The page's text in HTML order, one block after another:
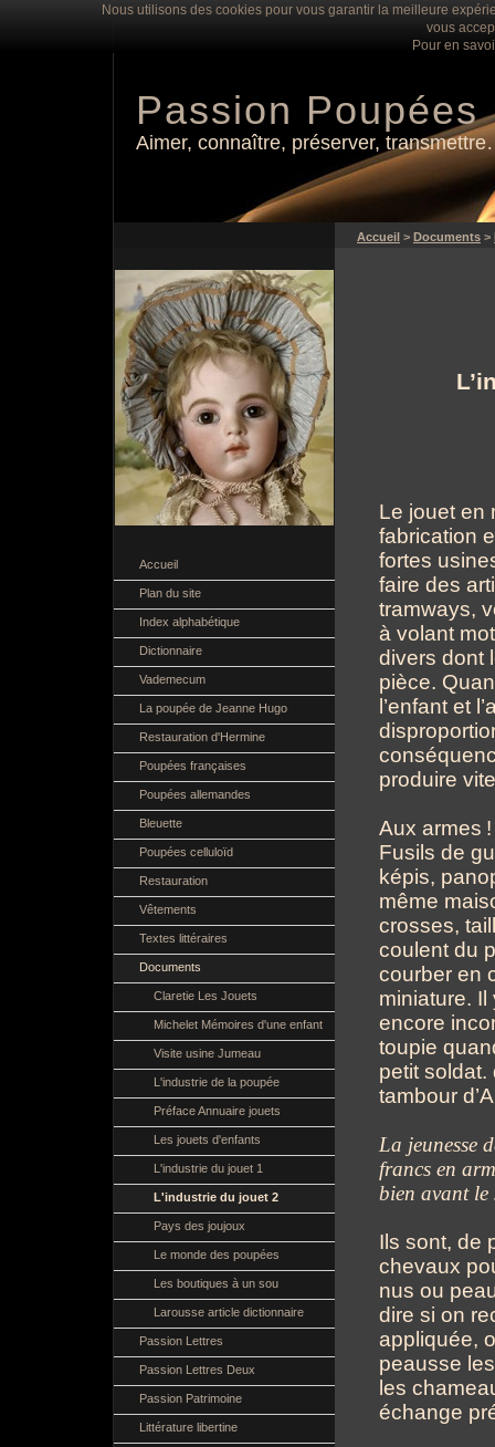
Nous utilisons des cookies pour vous garantir la meilleure
vous
Pour en
Passion Poupées
Aimer, connaître, préserver,
Accueil
Plan du site
Index alphabétique
Dictionnaire
Vademecum
La poupée de Jeanne Hugo
Restauration d'Hermine
Poupées françaises
Poupées allemandes
Bleuette
Poupées celluloïd
Restauration
Vêtements
Textes littéraires
Documents
Claretie Les Jouets
Michelet Mémoires d'une enfant
Visite usine Jumeau
L'industrie de la poupée
Préface Annuaire jouets
Les jouets d'enfants
L'industrie du jouet 1
L'industrie du jouet 2
Pays des joujoux
Le monde des poupées
Les boutiques à un sou
Larousse article dictionnaire
Passion Lettres
Passion Lettres Deux
Passion Patrimoine
Littérature libertine
Accueil > Documents >
Le jouet en
fabrication
fortes
faire des
tramways,
à volant
divers dont
pièce.
l’enfant et
produire
Aux armes !
Fusils de
képis,
même
crosses,
coulent du
courber en
miniature. Il
encore
toupie
petit
tambour
La jeunesse
francs en
bien avant le
Ils sont, de
chevaux
nus ou
dire si on
appliquée,
peausse
les
échange